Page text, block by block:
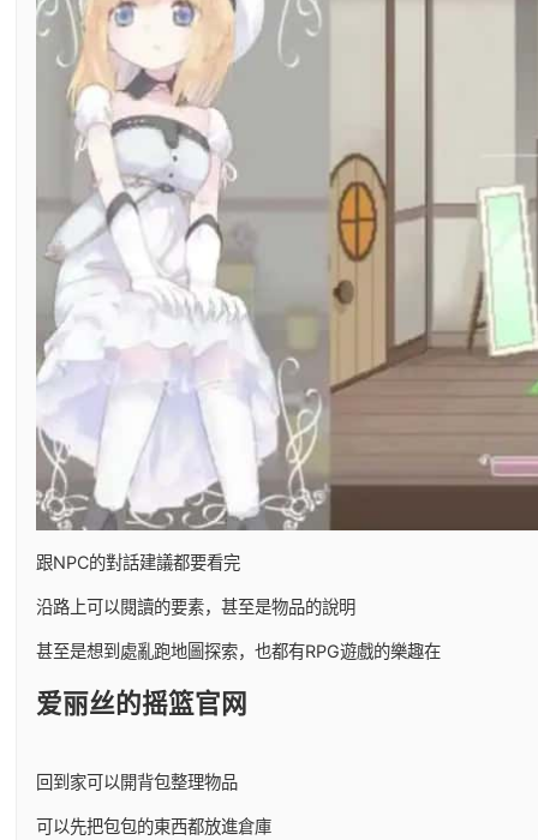
跟NPC的對話建議都要看完
沿路上可以閱讀的要素，甚至是物品的說明
甚至是想到處亂跑地圖探索，也都有RPG遊戲的樂趣在
爱丽丝的摇篮官网
回到家可以開背包整理物品
可以先把包包的東西都放進倉庫